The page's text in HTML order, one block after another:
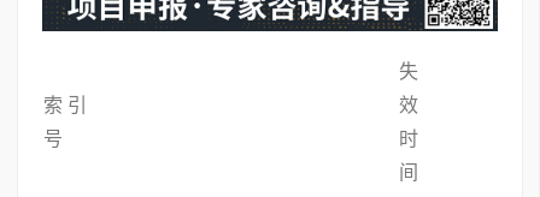
索 引
号
失
效
时
间